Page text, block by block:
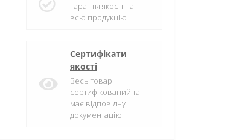
Гарантія якості на
всю продукцію
Сертифікати
якості
Весь товар
сертифікований та
має відповідну
документацію